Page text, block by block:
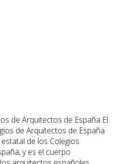
El
de Arquitectos de España
estatal de los Colegios
y es el cuerpo